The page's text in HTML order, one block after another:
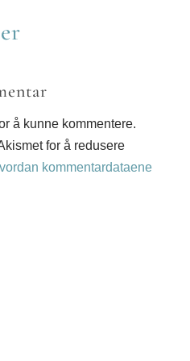
å kunne kommentere.
for å redusere
kommentardataene